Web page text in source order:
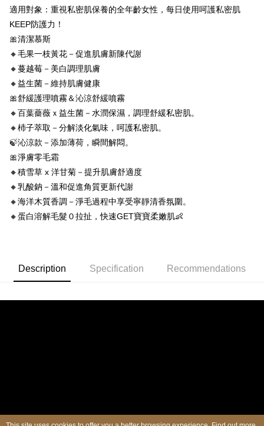
適用對象：重視私密肌保養的全年齡女性，每日使用呵護私密肌
KEEP防護力！
🎀清潔慕斯
🔸毛果一枝黃花－促進肌膚新陳代謝
🔸蔓越莓－美白調理肌膚
🔸益生菌－維持肌膚健康
🎀舒緩護理噴霧＆沁涼舒緩噴霧
🔸百葉薔薇ｘ益生菌－水潤保濕，調理舒緩私密肌。
🔸杮子萃取－分解淡化氣味，呵護私密肌。
🍃沁涼款－添加薄荷，瞬間解悶。
🎀淨膚零毛霜
🔸積雪草 x 洋甘菊－提升肌膚舒適度
🔸乳酸鈉－溫和促進角質更新代謝
🔸海洋木質香調－淨毛過程中享受寧靜清香氛圍。
🔸蛋白溶解毛髮０拉扯，快速GET寶寶柔嫩肌👶
Description Specification Recommendations